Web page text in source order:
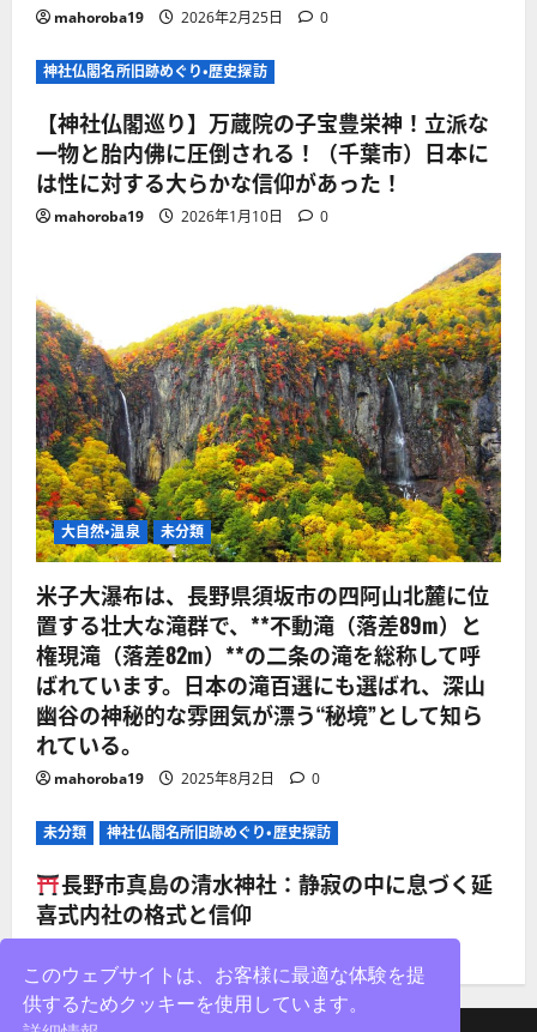
mahoroba19 2026年2月25日 0
神社仏閣名所旧跡めぐり・歴史探訪
【神社仏閣巡り】万蔵院の子宝豊栄神！立派な
一物と胎内佛に圧倒される！（千葉市）日本に
は性に対する大らかな信仰があった！
mahoroba19 2026年1月10日 0
大自然・温泉 未分類
米子大瀑布は、長野県須坂市の四阿山北麓に位
置する壮大な滝群で、**不動滝（落差89m）と
権現滝（落差82m）**の二条の滝を総称して呼
ばれています。日本の滝百選にも選ばれ、深山
幽谷の神秘的な雰囲気が漂う“秘境”として知ら
れている。
mahoroba19 2025年8月2日 0
未分類 神社仏閣名所旧跡めぐり・歴史探訪
長野市真島の清水神社：静寂の中に息づく延
喜式内社の格式と信仰
このウェブサイトは、お客様に最適な体験を提
供するためクッキーを使用しています。